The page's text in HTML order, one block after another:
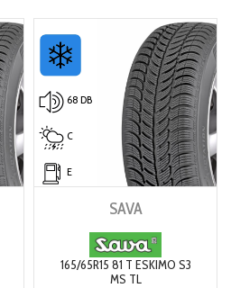
68 DB
C
E
SAVA
165/65R15 81 T ESKIMO S3
MS TL